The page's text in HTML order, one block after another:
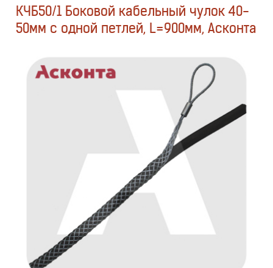
КЧБ50/1 Боковой кабельный чулок 40-
50мм с одной петлей, L=900мм, Асконта